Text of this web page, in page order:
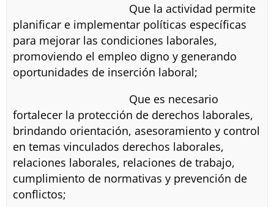
Que la actividad permite
planificar e implementar políticas específicas
para mejorar las condiciones laborales,
promoviendo el empleo digno y generando
oportunidades de inserción laboral;
Que es necesario
fortalecer la protección de derechos laborales,
brindando orientación, asesoramiento y control
en temas vinculados derechos laborales,
relaciones laborales, relaciones de trabajo,
cumplimiento de normativas y prevención de
conflictos;